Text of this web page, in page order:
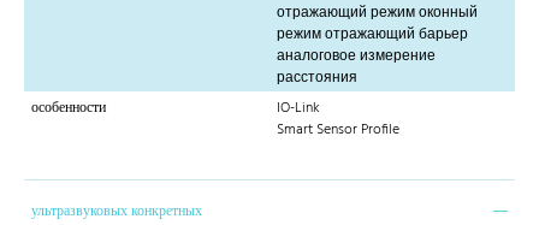
отражающий режим оконный
режим отражающий барьер
аналоговое измерение
расстояния
особенности
IO-Link
Smart Sensor Profile
ультразвуковых конкретных